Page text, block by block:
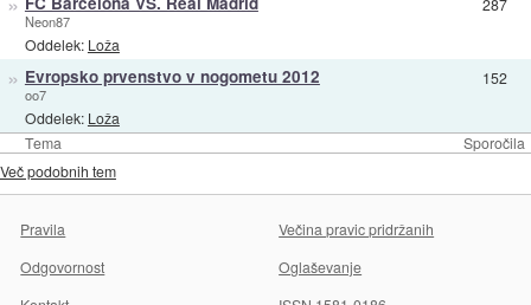
Tema Sporočila
Neon87
Oddelek: Loža
287
» Evropsko prvenstvo v nogometu 2012
oo7
Oddelek: Loža
152
Več podobnih tem
Pravila
Večina pravic pridržanih
Odgovornost
Oglaševanje